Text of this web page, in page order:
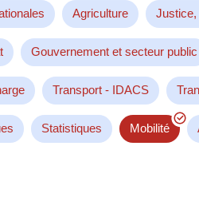
Agriculture Justice,
Gouvernement et secteur public
Transport - IDACS
Statistiques Mobilité